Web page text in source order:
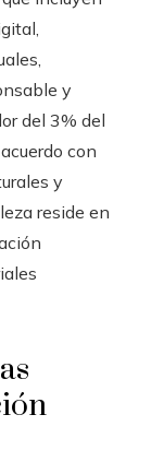
y
del 3% del
con
y
reside en